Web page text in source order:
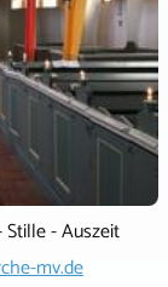
Stille - Auszeit
mv.de